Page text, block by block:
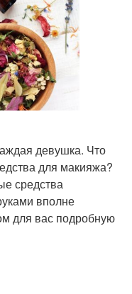
девушка. Что
для макияжа?
средства
вполне
для вас подробную